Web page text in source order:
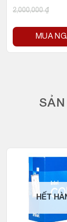
2,000,000₫
MUA
HẾT